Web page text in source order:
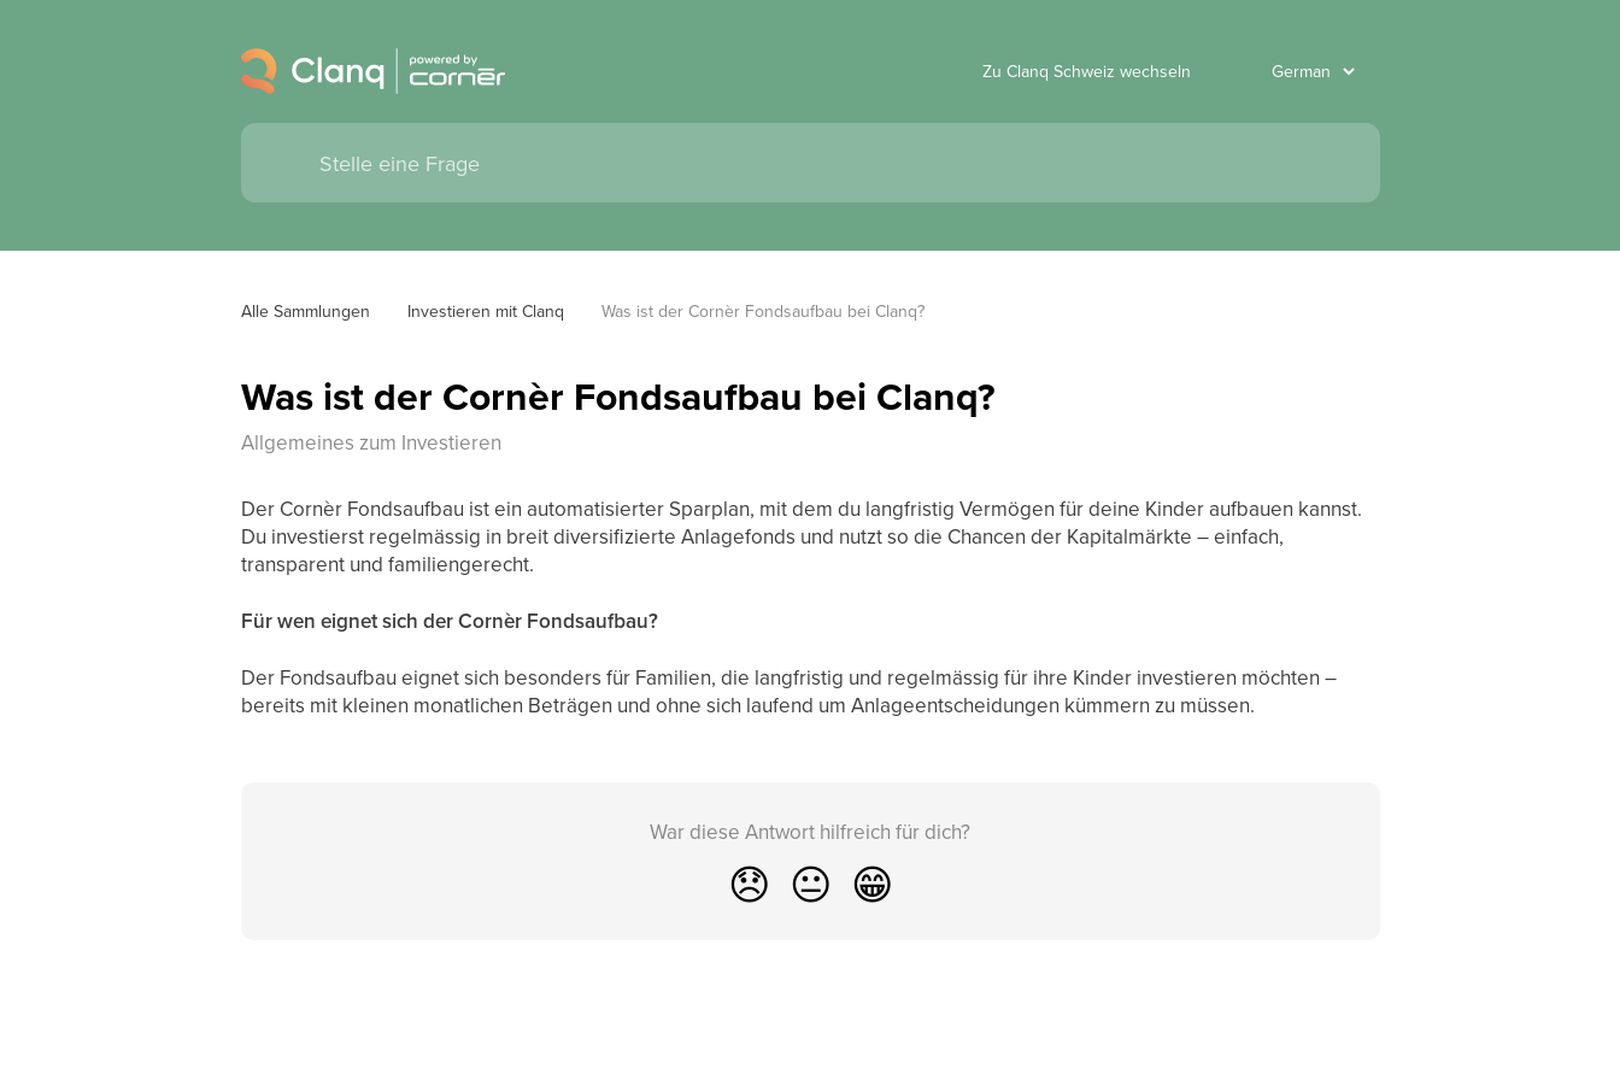
Zu Clanq Schweiz wechseln
Alle Sammlungen Investieren mit Clanq Was ist der Cornèr Fondsaufbau bei Clanq?
Was ist der Cornèr Fondsaufbau bei Clanq?
Allgemeines zum Investieren
Der Cornèr Fondsaufbau ist ein automatisierter Sparplan, mit dem du langfristig Vermögen für deine Kinder aufbauen kannst.
Du investierst regelmässig in breit diversifizierte Anlagefonds und nutzt so die Chancen der Kapitalmärkte – einfach,
transparent und familiengerecht.
Für wen eignet sich der Cornèr Fondsaufbau?
Der Fondsaufbau eignet sich besonders für Familien, die langfristig und regelmässig für ihre Kinder investieren möchten –
bereits mit kleinen monatlichen Beträgen und ohne sich laufend um Anlageentscheidungen kümmern zu müssen.
War diese Antwort hilfreich für dich?
😞 😐 😁